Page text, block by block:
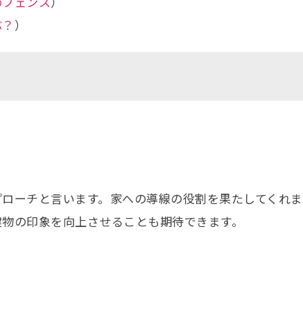
）
ーチと言います。家への導線の役割を果たしてくれ
印象を向上させることも期待できます。